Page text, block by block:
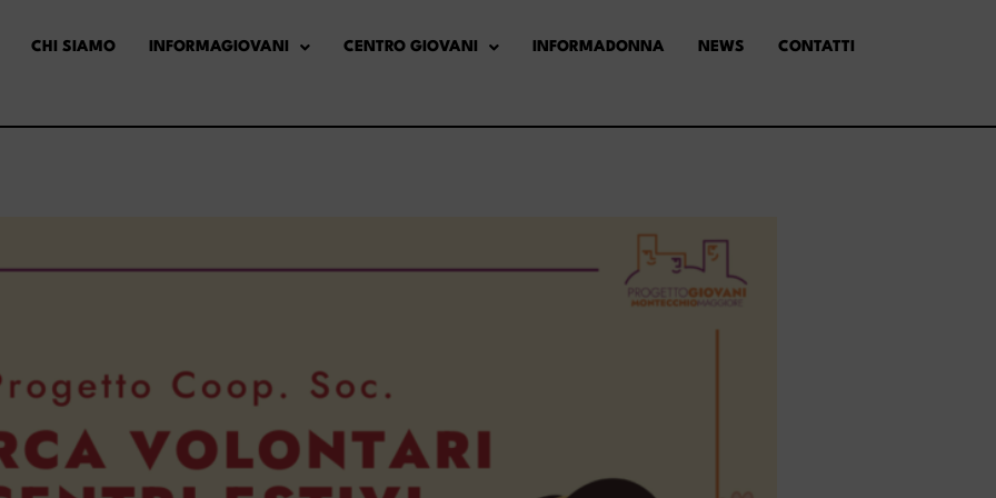
CHI SIAMO INFORMAGIOVANI CENTRO GIOVANI INFORMADONNA NEWS CONTATTI